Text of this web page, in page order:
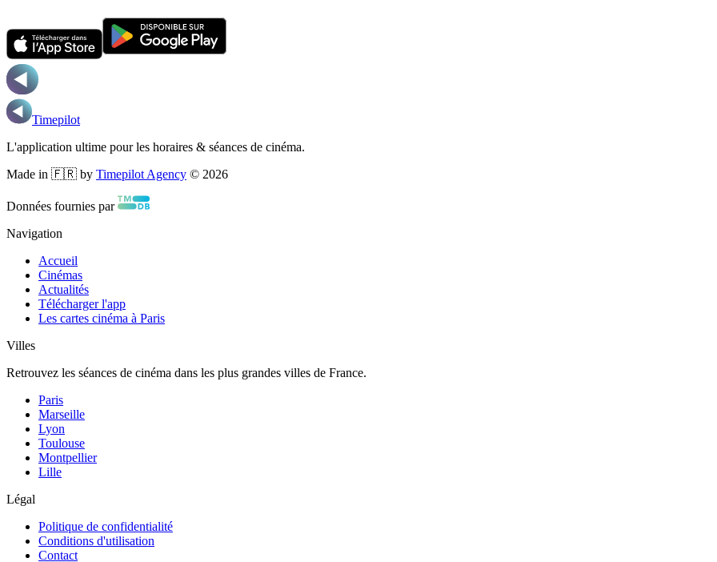
Timepilot
L'application ultime pour les horaires & séances de cinéma.
Made in 🇫🇷 by Timepilot Agency © 2026
Données fournies par
Navigation
Accueil
Cinémas
Actualités
Télécharger l'app
Les cartes cinéma à Paris
Villes
Retrouvez les séances de cinéma dans les plus grandes villes de France.
Paris
Marseille
Lyon
Toulouse
Montpellier
Lille
Légal
Politique de confidentialité
Conditions d'utilisation
Contact